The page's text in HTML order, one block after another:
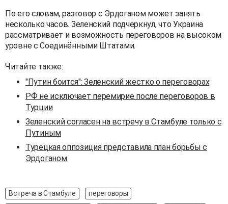
По его словам, разговор с Эрдоганом может занять
несколько часов. Зеленский подчеркнул, что Украина
рассматривает и возможность переговоров на высоком
уровне с Соединёнными Штатами.
Читайте также:
"Путин боится": Зеленский жёстко о переговорах
РФ не исключает перемирие после переговоров в
Турции
Зеленский согласен на встречу в Стамбуле только с
Путиным
Турецкая оппозиция представила план борьбы с
Эрдоганом
Встреча в Стамбуле
переговоры